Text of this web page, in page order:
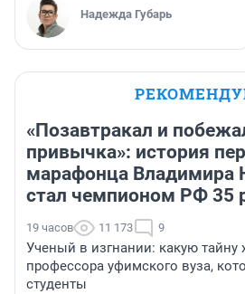
Надежда Губарь
«Позавтракал и
привычка»: история
марафонца Владимира
стал чемпионом РФ 35
19 часов 11 173 9
Ученый в изгнании: какую тайну
профессора уфимского вуза,
студенты